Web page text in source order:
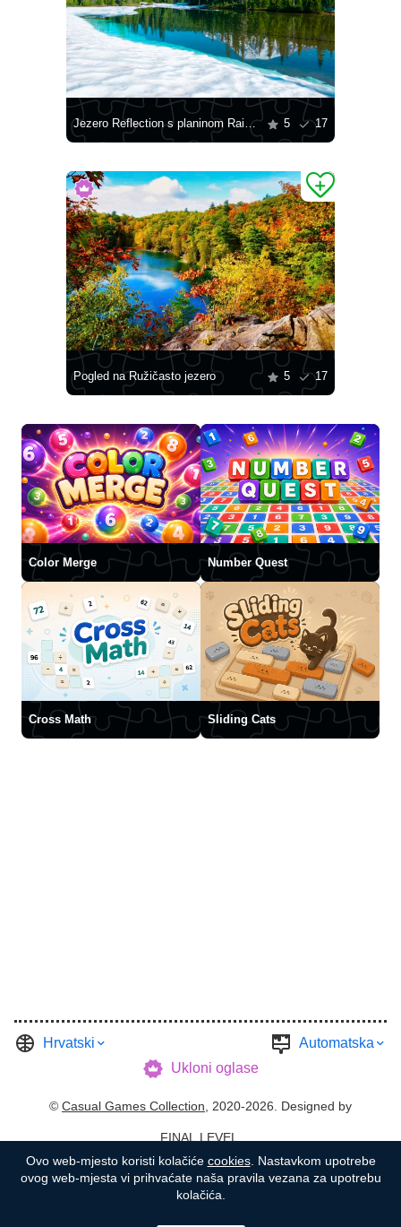
Jezero Reflection s planinom Rainier u pozadini 5 17
Pogled na Ružičasto jezero 5 17
Color Merge Number Quest
Cross Math Sliding Cats
Hrvatski
Automatska
Ukloni oglase
© Casual Games Collection, 2020-2026. Designed by
FINAL LEVEL.
Uvjeti i odredbe Privatnost Vlasnik Garaže
Ovo web-mjesto koristi kolačiće cookies. Nastavkom upotrebe
ovog web-mjesta vi prihvaćate naša pravila vezana za upotrebu
kolačića.